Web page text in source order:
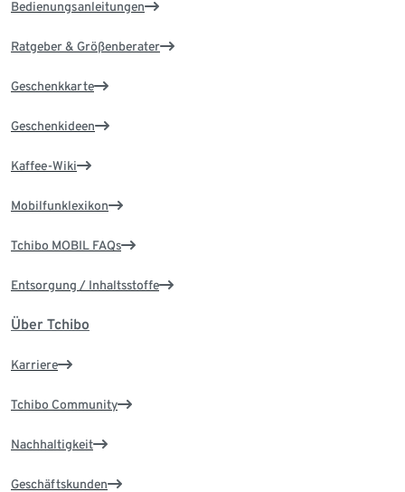
Bedienungsanleitungen
Ratgeber & Größenberater
Geschenkkarte
Geschenkideen
Kaffee-Wiki
Mobilfunklexikon
Tchibo MOBIL FAQs
Entsorgung / Inhaltsstoffe
Über Tchibo
Karriere
Tchibo Community
Nachhaltigkeit
Geschäftskunden